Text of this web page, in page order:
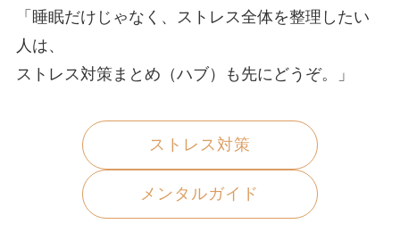
「睡眠だけじゃなく、ストレス全体を整理したい
人は、
ストレス対策まとめ（ハブ）も先にどうぞ。」
ストレス対策
メンタルガイド